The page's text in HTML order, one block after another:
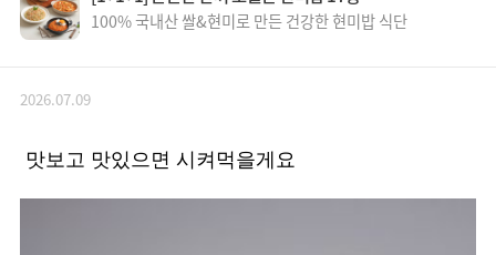
100% 국내산 쌀&현미로 만든 건강한 현미밥 식단
2026.07.09
맛보고 맛있으면 시켜먹을게요